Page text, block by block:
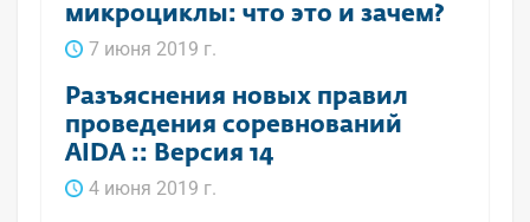
микроциклы: что это и зачем?
7 июня 2019 г.
Разъяснения новых правил
проведения соревнований
AIDA :: Версия 14
4 июня 2019 г.